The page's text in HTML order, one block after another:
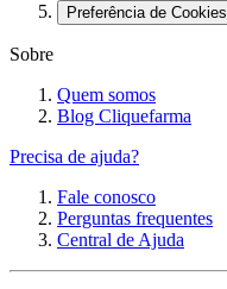
Preferência de Cookies
Sobre
Quem somos
Blog Cliquefarma
Precisa de ajuda?
Fale conosco
Perguntas frequentes
Central de Ajuda